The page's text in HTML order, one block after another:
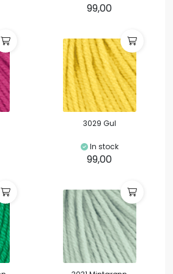
99,00
3029 Gul
In stock
99,00